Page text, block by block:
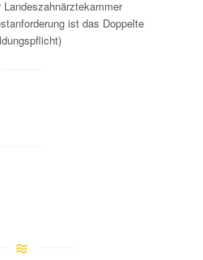
ist das Doppelte